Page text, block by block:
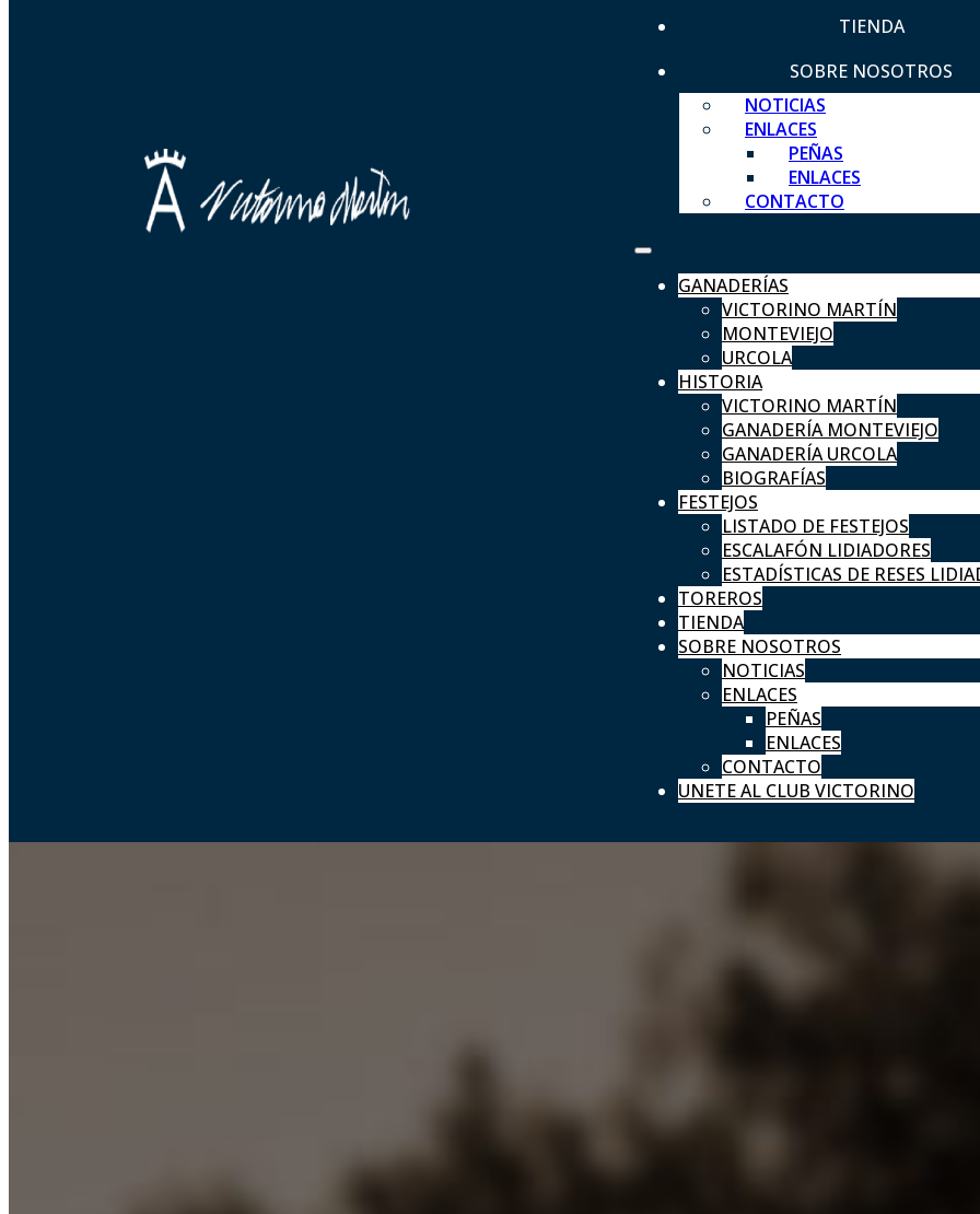
TIENDA
SOBRE NOSOTROS
NOTICIAS
ENLACES
PEÑAS
ENLACES
CONTACTO
GANADERÍAS
VICTORINO MARTÍN
MONTEVIEJO
URCOLA
HISTORIA
VICTORINO MARTÍN
GANADERÍA MONTEVIEJO
GANADERÍA URCOLA
BIOGRAFÍAS
FESTEJOS
LISTADO DE FESTEJOS
ESCALAFÓN LIDIADORES
ESTADÍSTICAS DE RESES
TOREROS
TIENDA
SOBRE NOSOTROS
NOTICIAS
ENLACES
PEÑAS
ENLACES
CONTACTO
UNETE AL CLUB VICTORINO